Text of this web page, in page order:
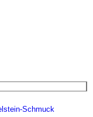
Schmuck